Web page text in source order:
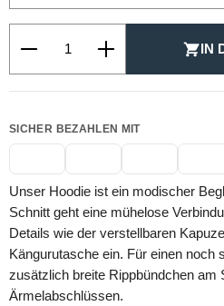
IN
SICHER BEZAHLEN MIT
Unser Hoodie ist ein modischer
Schnitt geht eine mühelose
Details wie der verstellbaren
Kängurutasche ein. Für einen noch
zusätzlich breite Rippbündchen am
Ärmelabschlüssen.